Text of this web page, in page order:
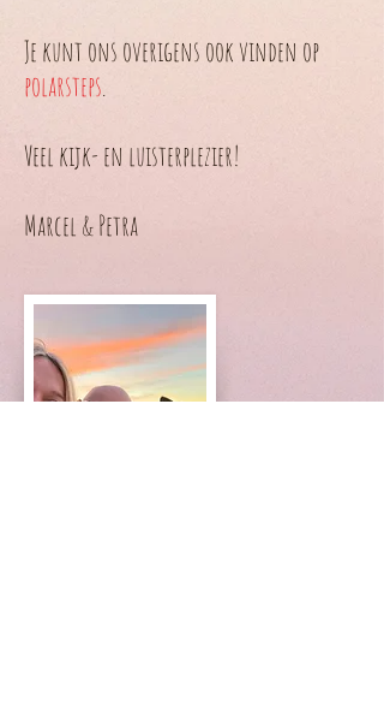
Je kunt ons overigens ook vinden op
polarsteps.
Veel kijk- en luisterplezier!
Marcel & Petra